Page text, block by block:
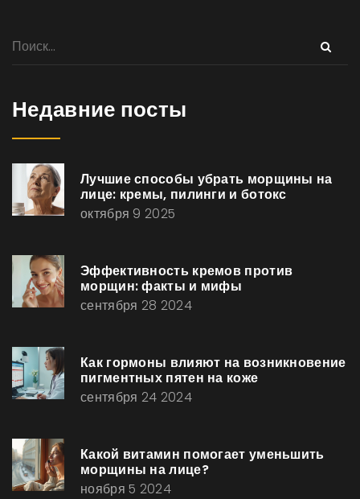
Недавние посты
Лучшие способы убрать морщины на
лице: кремы, пилинги и ботокс
октября 9 2025
Эффективность кремов против
морщин: факты и мифы
сентября 28 2024
Как гормоны влияют на возникновение
пигментных пятен на коже
сентября 24 2024
Какой витамин помогает уменьшить
морщины на лице?
ноября 5 2024